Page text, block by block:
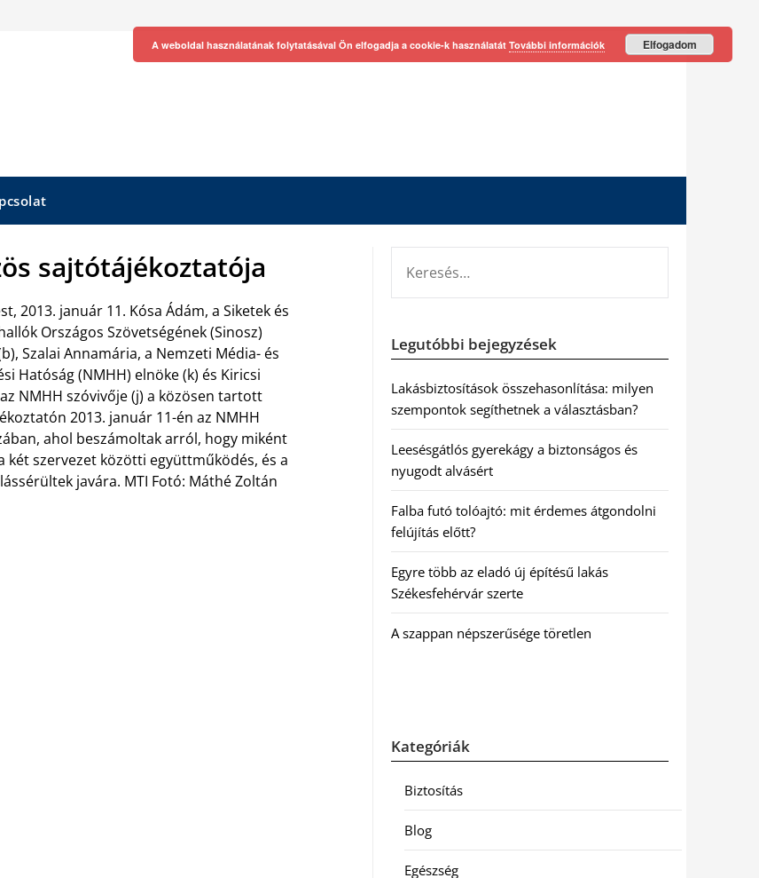
sajtótájékoztatója
2013. január 11. Kósa Ádám, a Siketek és
Országos Szövetségének (Sinosz)
Szalai Annamária, a Nemzeti Média- és
Hatóság (NMHH) elnöke (k) és Kiricsi
NMHH szóvivője (j) a közösen tartott
2013. január 11-én az NMHH
ahol beszámoltak arról, hogy miként
két szervezet közötti együttműködés, és a
javára. MTI Fotó: Máthé Zoltán
Legutóbbi bejegyzések
Lakásbiztosítások összehasonlítása: milyen
szempontok segíthetnek a választásban?
Leesésgátlós gyerekágy a biztonságos és
nyugodt alvásért
Falba futó tolóajtó: mit érdemes átgondolni
felújítás előtt?
Egyre több az eladó új építésű lakás
Székesfehérvár szerte
A szappan népszerűsége töretlen
Kategóriák
Biztosítás
Blog
Egészség
A weboldal használatának folytatásával Ön elfogadja a cookie-k használatát További információk Elfogadom